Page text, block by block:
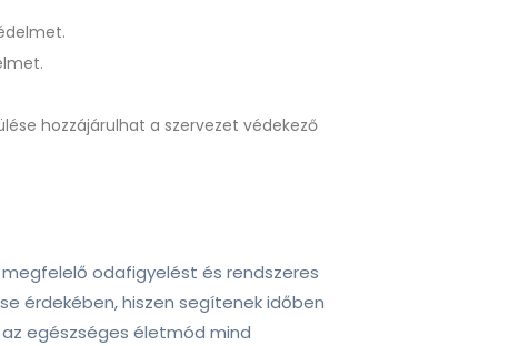
hozzájárulhat a szervezet védekező
odafigyelést és rendszeres
érdekében, hiszen segítenek időben
egészséges életmód mind